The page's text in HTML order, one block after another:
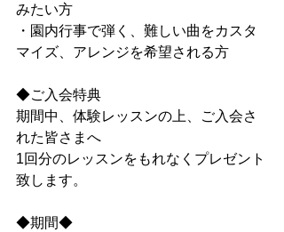
みたい方
・園内行事で弾く、難しい曲をカスタ
マイズ、アレンジを希望される方
◆ご入会特典
期間中、体験レッスンの上、ご入会さ
れた皆さまへ
1回分のレッスンをもれなくプレゼント
致します。
◆期間◆